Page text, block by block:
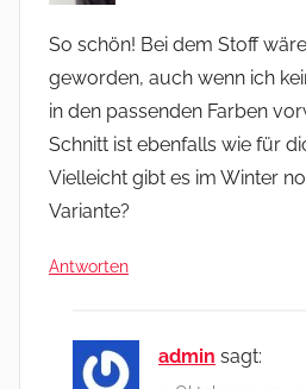
So schön! Bei dem Stoff
geworden, auch wenn ich
in den passenden Farben
Schnitt ist ebenfalls wie für
Vielleicht gibt es im Winter
Variante?
Antworten
admin sagt: